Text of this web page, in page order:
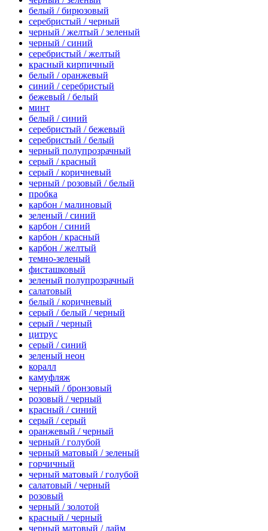
белый / бирюзовый
серебристый / черный
черный / желтый / зеленый
черный / синий
серебристый / желтый
красный кирпичный
белый / оранжевый
синий / серебристый
бежевый / белый
минт
белый / синий
серебристый / бежевый
серебристый / белый
черный полупрозрачный
серый / красный
серый / коричневый
черный / розовый / белый
пробка
карбон / малиновый
зеленый / синий
карбон / синий
карбон / красный
карбон / желтый
темно-зеленый
фисташковый
зеленый полупрозрачный
салатовый
белый / коричневый
серый / белый / черный
серый / черный
цитрус
серый / синий
зеленый неон
коралл
камуфляж
черный / бронзовый
розовый / черный
красный / синий
серый / серый
оранжевый / черный
черный / голубой
черный матовый / зеленый
горчичный
черный матовый / голубой
салатовый / черный
розовый
черный / золотой
красный / черный
черный матовый / лайм